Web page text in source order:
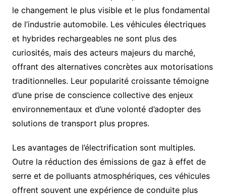
le changement le plus visible et le plus fondamental
de l’industrie automobile. Les véhicules électriques
et hybrides rechargeables ne sont plus des
curiosités, mais des acteurs majeurs du marché,
offrant des alternatives concrètes aux motorisations
traditionnelles. Leur popularité croissante témoigne
d’une prise de conscience collective des enjeux
environnementaux et d’une volonté d’adopter des
solutions de transport plus propres.
Les avantages de l’électrification sont multiples.
Outre la réduction des émissions de gaz à effet de
serre et de polluants atmosphériques, ces véhicules
offrent souvent une expérience de conduite plus